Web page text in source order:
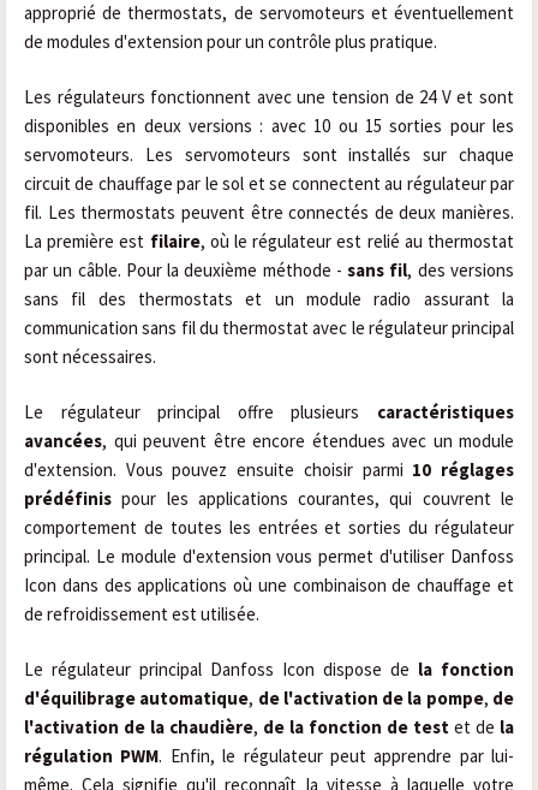
approprié de thermostats, de servomoteurs et éventuellement
de modules d'extension pour un contrôle plus pratique.
Les régulateurs fonctionnent avec une tension de 24 V et sont
disponibles en deux versions : avec 10 ou 15 sorties pour les
servomoteurs. Les servomoteurs sont installés sur chaque
circuit de chauffage par le sol et se connectent au régulateur par
fil. Les thermostats peuvent être connectés de deux manières.
La première est filaire, où le régulateur est relié au thermostat
par un câble. Pour la deuxième méthode -sans fil, des versions
sans fil des thermostats et un module radio assurant la
communication sans fil du thermostat avec le régulateur principal
sont nécessaires.
Le régulateur principal offre plusieurs caractéristiques
avancées, qui peuvent être encore étendues avec un module
d'extension. Vous pouvez ensuite choisir parmi 10 réglages
prédéfinis pour les applications courantes, qui couvrent le
comportement de toutes les entrées et sorties du régulateur
principal. Le module d'extension vous permet d'utiliser Danfoss
Icon dans des applications où une combinaison de chauffage et
de refroidissement est utilisée.
Le régulateur principal Danfoss Icon dispose de la fonction
d'équilibrage automatique, de l'activation de la pompe, de
l'activation de la chaudière, de la fonction de test et de la
régulation PWM. Enfin, le régulateur peut apprendre par lui-
même. Cela signifie qu'il reconnaît la vitesse à laquelle votre